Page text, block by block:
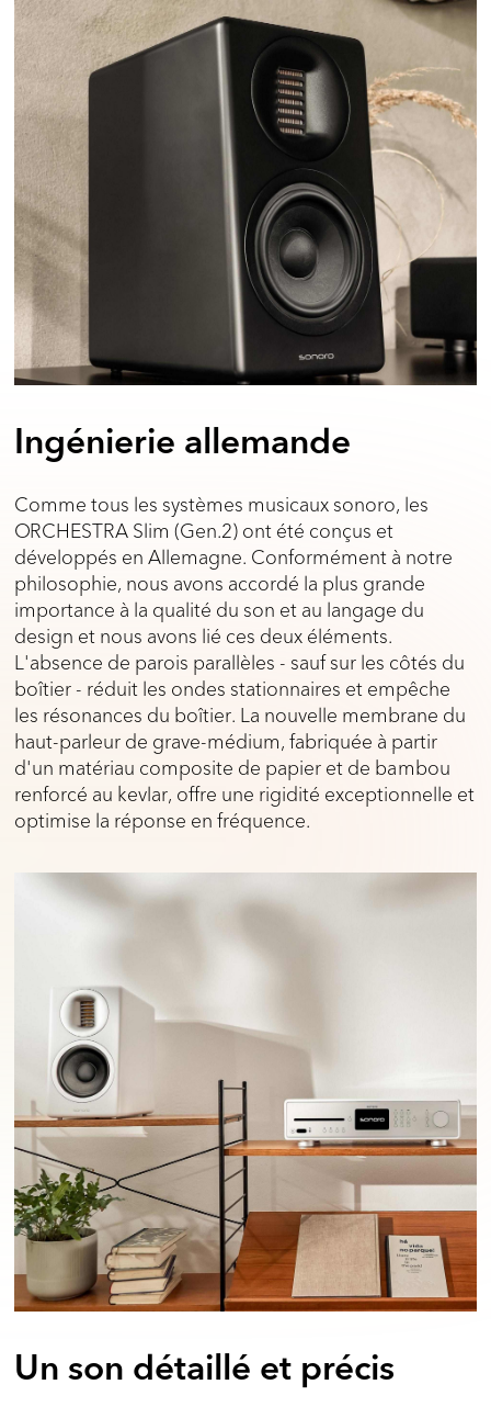
Ingénierie allemande
Comme tous les systèmes musicaux sonoro, les
ORCHESTRA Slim (Gen.2) ont été conçus et
développés en Allemagne. Conformément à notre
philosophie, nous avons accordé la plus grande
importance à la qualité du son et au langage du
design et nous avons lié ces deux éléments.
L'absence de parois parallèles - sauf sur les côtés du
boîtier - réduit les ondes stationnaires et empêche
les résonances du boîtier. La nouvelle membrane du
haut-parleur de grave-médium, fabriquée à partir
d'un matériau composite de papier et de bambou
renforcé au kevlar, offre une rigidité exceptionnelle et
optimise la réponse en fréquence.
Un son détaillé et précis